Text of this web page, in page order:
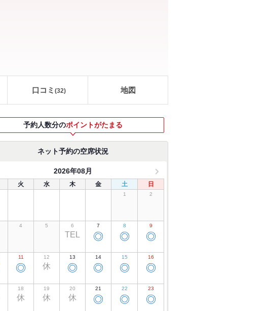
口コミ (32) 地図
予約人数分のポイントがたまる
ネット予約の空席状況
2026年08月
火 水 木 金 土 日
1 2
4 5 6
TEL
7
◎
8
◎
9
◎
11
◎
12
休
13
◎
14
◎
15
◎
16
◎
18
休
19
休
20
休
21
◎
22
◎
23
◎